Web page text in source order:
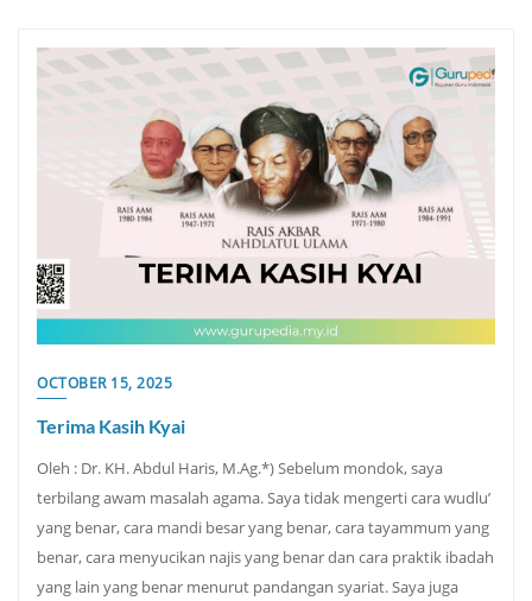
OCTOBER 15, 2025
Terima Kasih Kyai
Oleh : Dr. KH. Abdul Haris, M.Ag.*) Sebelum mondok, saya
terbilang awam masalah agama. Saya tidak mengerti cara wudlu’
yang benar, cara mandi besar yang benar, cara tayammum yang
benar, cara menyucikan najis yang benar dan cara praktik ibadah
yang lain yang benar menurut pandangan syariat. Saya juga